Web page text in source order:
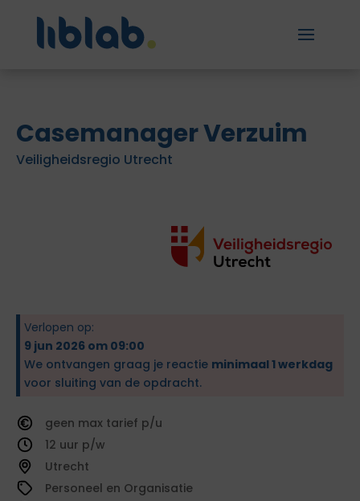
Casemanager Verzuim
Veiligheidsregio Utrecht
Verlopen op:
9 jun 2026 om 09:00
We ontvangen graag je reactie minimaal 1 werkdag
voor sluiting van de opdracht.
geen
tarief
12
Utrecht
Personeel en Organisatie